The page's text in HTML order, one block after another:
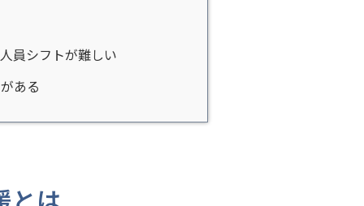
員シフトが難しい
ある